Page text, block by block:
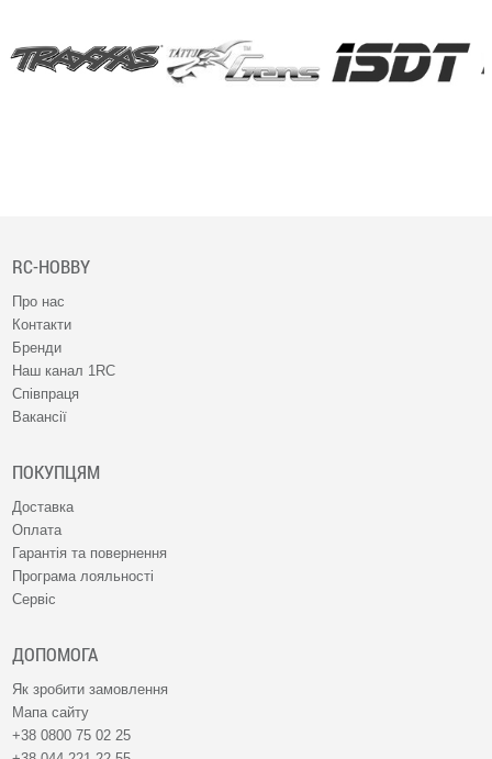
RC-HOBBY
Про нас
Контакти
Бренди
Наш канал 1RC
Співпраця
Вакансії
ПОКУПЦЯМ
Доставка
Оплата
Гарантія та повернення
Програма лояльності
Сервіс
ДОПОМОГА
Як зробити замовлення
Мапа сайту
+38 0800 75 02 25